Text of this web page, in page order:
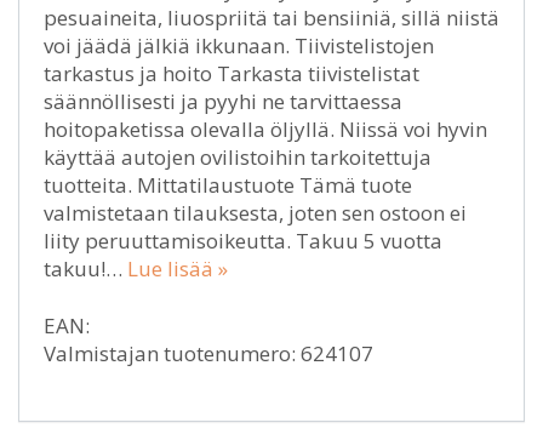
pesuaineita, liuospriitä tai bensiiniä, sillä niistä
voi jäädä jälkiä ikkunaan. Tiivistelistojen
tarkastus ja hoito Tarkasta tiivistelistat
säännöllisesti ja pyyhi ne tarvittaessa
hoitopaketissa olevalla öljyllä. Niissä voi hyvin
käyttää autojen ovilistoihin tarkoitettuja
tuotteita. Mittatilaustuote Tämä tuote
valmistetaan tilauksesta, joten sen ostoon ei
liity peruuttamisoikeutta. Takuu 5 vuotta
takuu!… Lue lisää »
EAN:
Valmistajan tuotenumero: 624107